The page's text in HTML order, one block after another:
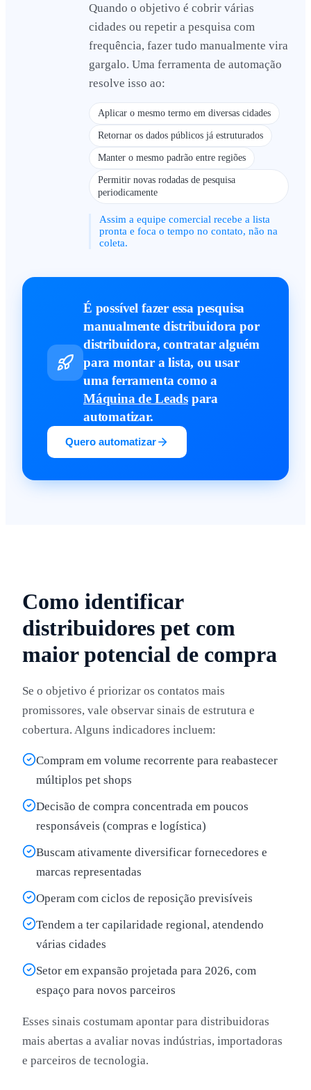
Quando o objetivo é cobrir várias
cidades ou repetir a pesquisa com
frequência, fazer tudo manualmente vira
gargalo. Uma ferramenta de automação
resolve isso ao:
Aplicar o mesmo termo em diversas cidades
Retornar os dados públicos já estruturados
Manter o mesmo padrão entre regiões
Permitir novas rodadas de pesquisa
periodicamente
Assim a equipe comercial recebe a lista
pronta e foca o tempo no contato, não na
coleta.
É possível fazer essa pesquisa
manualmente distribuidora por
distribuidora, contratar alguém
para montar a lista, ou usar
uma ferramenta como a
Máquina de Leads para
automatizar.
Quero automatizar
Como identificar
distribuidores pet com
maior potencial de compra
Se o objetivo é priorizar os contatos mais
promissores, vale observar sinais de estrutura e
cobertura. Alguns indicadores incluem:
Compram em volume recorrente para reabastecer
múltiplos pet shops
Decisão de compra concentrada em poucos
responsáveis (compras e logística)
Buscam ativamente diversificar fornecedores e
marcas representadas
Operam com ciclos de reposição previsíveis
Tendem a ter capilaridade regional, atendendo
várias cidades
Setor em expansão projetada para 2026, com
espaço para novos parceiros
Esses sinais costumam apontar para distribuidoras
mais abertas a avaliar novas indústrias, importadoras
e parceiros de tecnologia.